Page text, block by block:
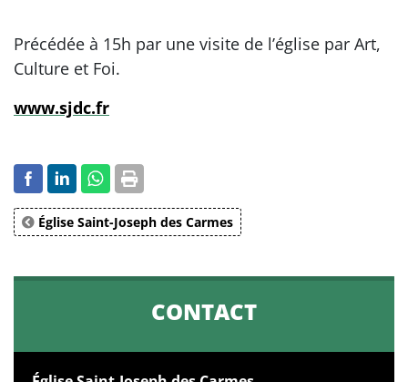
Précédée à 15h par une visite de l’église par Art,
Culture et Foi.
www.sjdc.fr
Église Saint-Joseph des Carmes
CONTACT